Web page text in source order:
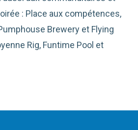
: Place aux compétences,
Brewery et Flying
Rig, Funtime Pool et